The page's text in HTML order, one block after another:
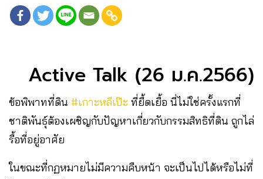
Active Talk (26 ม.ค.2566)
ข้อพิพาทที่ดิน #เกาะหลีเป๊ะ ที่ยื้ดเยื้อ นี่ไม่ใช่ครั้งแรกที่
ชาติพันธุ์ต้องเผชิญกับปัญหาเกี่ยวกับกรรมสิทธิที่ดิน ถูกไล่
รื้อที่อยู่อาศัย
ในขณะที่กฏหมายไม่มีความคืบหน้า จะเป็นไปได้หรือไม่ที่